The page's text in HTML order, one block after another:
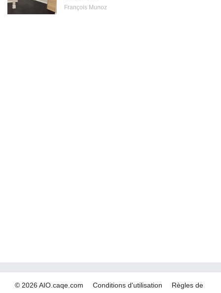
François Munoz
© 2026 AIO.caqe.com Conditions d'utilisation
Règles de